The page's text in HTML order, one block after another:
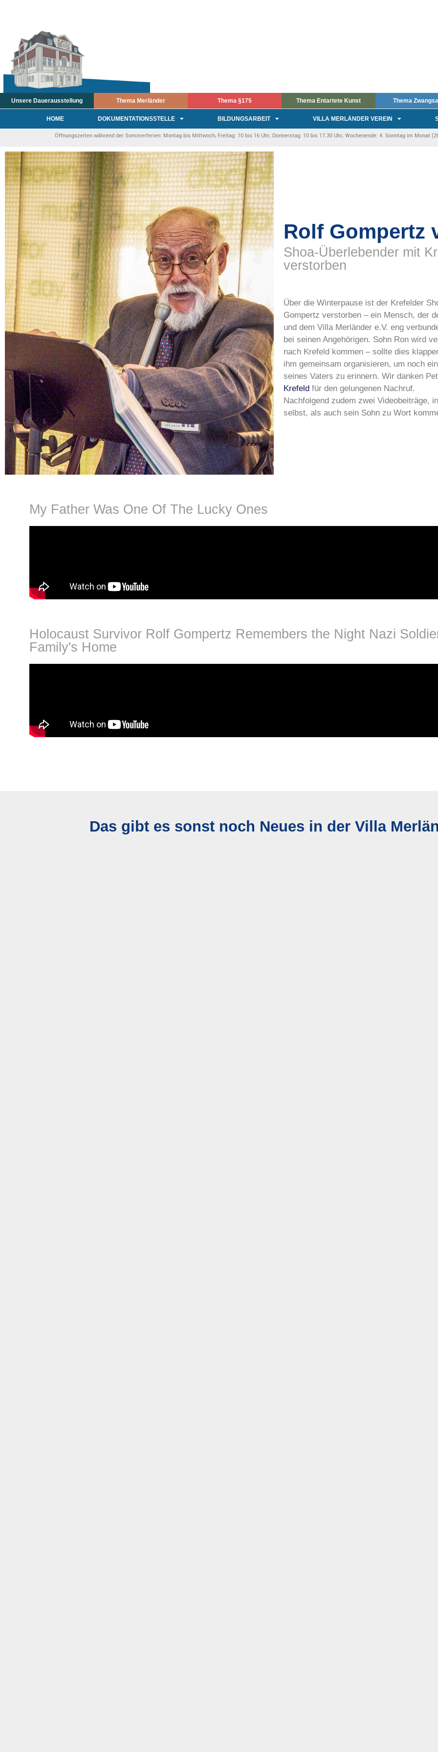
Unsere Dauerausstellung Thema Merländer Thema §175 Thema Entartete Kunst Thema
HOME DOKUMENTATIONSSTELLE BILDUNGSARBEIT VILLA MERLÄNDER VEREIN
Öffnungszeiten während der Sommerferien: Montag bis Mittwoch, Freitag: 10 bis 16 Uhr; Donnerstag: 10 bis 17.30 Uhr; Wochenende: 4. Sonntag im Monat
Rolf Gompertz
Shoa-Überlebender mit
verstorben
Über die Winterpause ist der Krefelder
Gompertz verstorben – ein Mensch, der
und dem Villa Merländer e.V. eng
bei seinen Angehörigen. Sohn Ron wird
nach Krefeld kommen – sollte dies
ihm gemeinsam organisieren, um noch
seines Vaters zu erinnern. Wir danken
Krefeld für den gelungenen Nachruf.
Nachfolgend zudem zwei Videobeiträge,
selbst, als auch sein Sohn zu Wort
My Father Was One Of The Lucky Ones
Holocaust Survivor Rolf Gompertz Remembers the Night Nazi
Family's Home
Das gibt es sonst noch Neues in der Villa